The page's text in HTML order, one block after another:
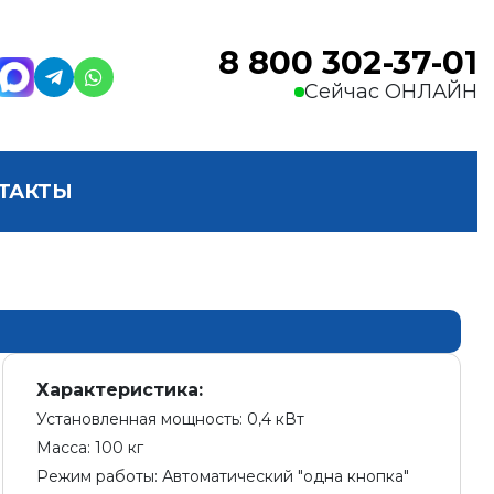
8 800 302-37-01
Сейчас ОНЛАЙН
Характеристика:
Установленная мощность: 0,4 кВт
Масса: 100 кг
Режим работы: Автоматический "одна кнопка"